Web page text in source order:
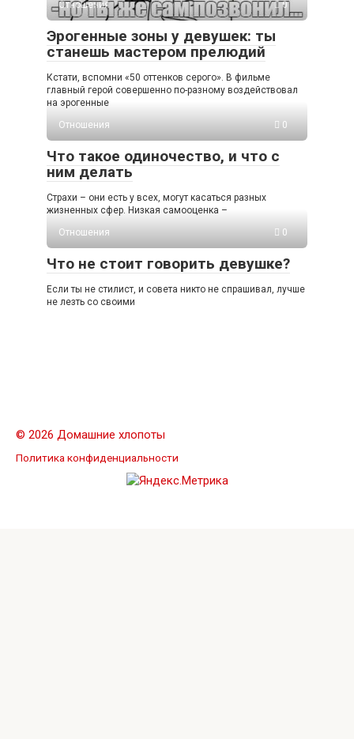
Отношения 0
Эрогенные зоны у девушек: ты
станешь мастером прелюдий
Кстати, вспомни «50 оттенков серого». В фильме
главный герой совершенно по-разному воздействовал
на эрогенные
Отношения
0
Что такое одиночество, и что с
ним делать
Страхи – они есть у всех, могут касаться разных
жизненных сфер. Низкая самооценка –
Отношения
0
Что не стоит говорить девушке?
Если ты не стилист, и совета никто не спрашивал, лучше
не лезть со своими
© 2026 Домашние хлопоты
Политика конфиденциальности